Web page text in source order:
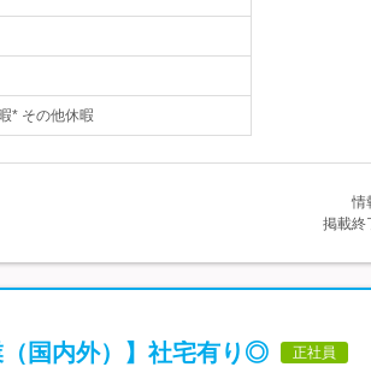
* その他休暇
情
掲載終
国内外）】社宅有り◎ 正社員